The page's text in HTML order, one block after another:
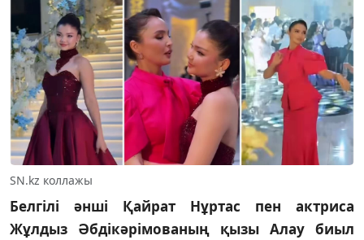
SN.kz коллажы
Белгілі әнші Қайрат Нұртас пен актриса
Жұлдыз Әбдікәрімованың қызы Алау биыл